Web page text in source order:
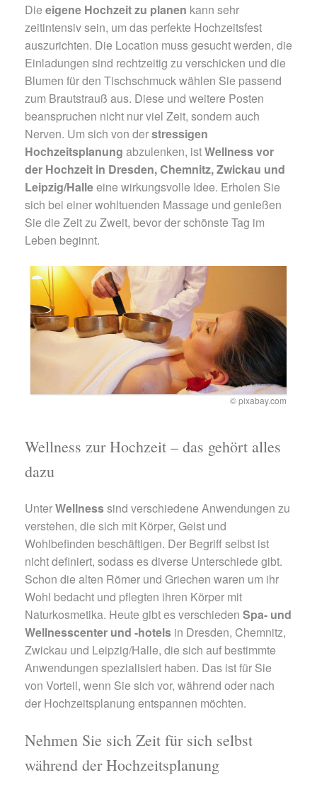
Die eigene Hochzeit zu planen kann sehr
zeitintensiv sein, um das perfekte Hochzeitsfest
auszurichten. Die Location muss gesucht werden, die
Einladungen sind rechtzeitig zu verschicken und die
Blumen für den Tischschmuck wählen Sie passend
zum Brautstrauß aus. Diese und weitere Posten
beanspruchen nicht nur viel Zeit, sondern auch
Nerven. Um sich von derstressigen
Hochzeitsplanung abzulenken, istWellness vor
der Hochzeit in Dresden, Chemnitz, Zwickau und
Leipzig/Halleeine wirkungsvolle Idee. Erholen Sie
sich bei einer wohltuenden Massage und genießen
Sie die Zeit zu Zweit, bevor der schönste Tag im
Leben beginnt.
© pixabay.com
Wellness zur Hochzeit – das gehört alles
dazu
UnterWellnesssind verschiedene Anwendungen zu
verstehen, die sich mit Körper, Geist und
Wohlbefinden beschäftigen. Der Begriff selbst ist
nicht definiert, sodass es diverse Unterschiede gibt.
Schon die alten Römer und Griechen waren um ihr
Wohl bedacht und pflegten ihren Körper mit
Naturkosmetika. Heute gibt es verschieden Spa- und
Wellnesscenter und -hotels in Dresden, Chemnitz,
Zwickau und Leipzig/Halle, die sich auf bestimmte
Anwendungen spezialisiert haben. Das ist für Sie
von Vorteil, wenn Sie sich vor, während oder nach
der Hochzeitsplanung entspannen möchten.
Nehmen Sie sich Zeit für sich selbst
während der Hochzeitsplanung